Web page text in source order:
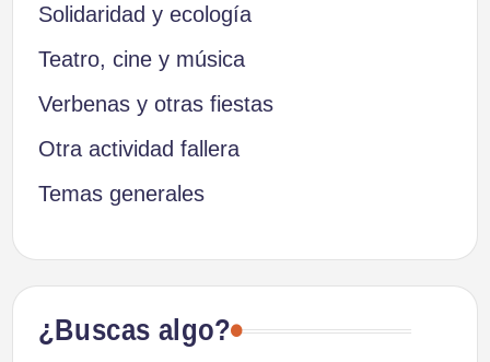
Solidaridad y ecología
Teatro, cine y música
Verbenas y otras fiestas
Otra actividad fallera
Temas generales
¿Buscas algo?